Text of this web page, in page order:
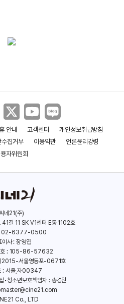
안내 고객센터
개인정보취급방침
수집거부 이용약관
언론윤리강령
자위원회
네21(주)
41길 11 SK V1센터 E동 1102호
: 02-6377-0500
이사 : 장영엽
호 : 105-86-57632
2015-서울영등포-0671호
: 서울,자00347
•청소년보호책임자 : 송경원
Co., LTD